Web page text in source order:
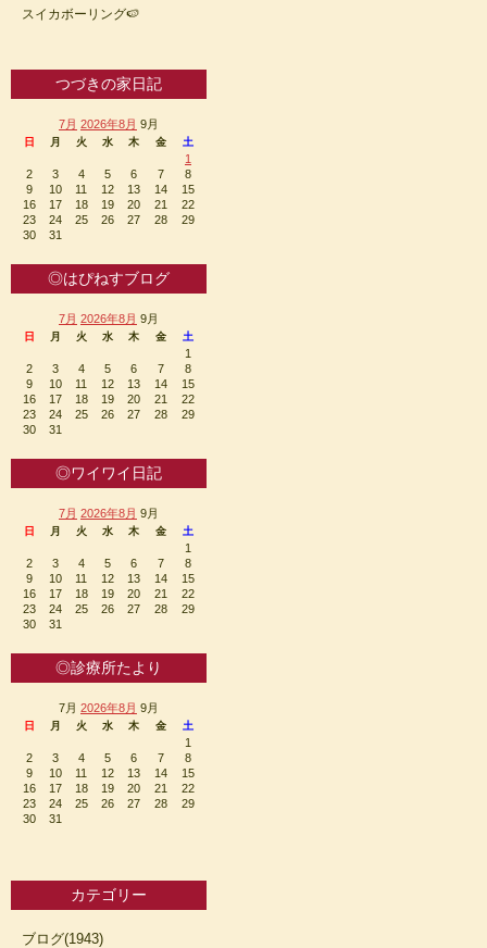
スイカボーリング🍉
つづきの家日記
7月 2026年8月 9月
日 月 火 水 木 金 土
1
2
3 4 5 6 7
8
9
10 11 12 13 14
15
16
17 18 19 20 21
22
23
24 25 26 27 28
29
30
31
◎はぴねすブログ
7月 2026年8月 9月
日 月 火 水 木 金 土
1
2
3 4 5 6 7
8
9
10 11 12 13 14
15
16
17 18 19 20 21
22
23
24 25 26 27 28
29
30
31
◎ワイワイ日記
7月 2026年8月 9月
日 月 火 水 木 金 土
1
2
3 4 5 6 7
8
9
10 11 12 13 14
15
16
17 18 19 20 21
22
23
24 25 26 27 28
29
30
31
◎診療所たより
7月 2026年8月 9月
日 月 火 水 木 金 土
1
2
3 4 5 6 7
8
9
10 11 12 13 14
15
16
17 18 19 20 21
22
23
24 25 26 27 28
29
30
31
カテゴリー
ブログ(1943)